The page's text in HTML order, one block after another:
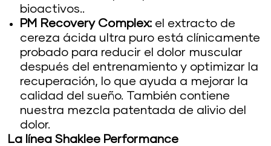
bioactivos..
PM Recovery Complex: el extracto de
cereza ácida ultra puro está clínicamente
probado para reducir el dolor muscular
después del entrenamiento y optimizar la
recuperación, lo que ayuda a mejorar la
calidad del sueño. También contiene
nuestra mezcla patentada de alivio del
dolor.
La línea Shaklee Performance